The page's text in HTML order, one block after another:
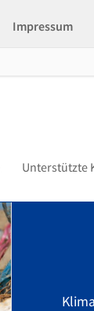
Impressum
Unterstützte